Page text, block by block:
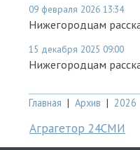
09 февраля 2026 13:34
Нижегородцам
15 декабря 2025 09:00
Нижегородцам
Главная | Архив | 2026
Аграгетор 24СМИ